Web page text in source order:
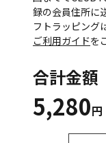
録の会員住所に
フトラッピング
ご利用ガイドを
合計金額
5,280円